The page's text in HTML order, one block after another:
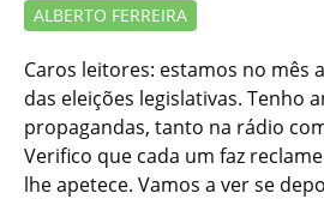
ALBERTO FERREIRA
Caros leitores: estamos no mês
das eleições legislativas. Tenho
propagandas, tanto na rádio
Verifico que cada um faz
lhe apetece. Vamos a ver se